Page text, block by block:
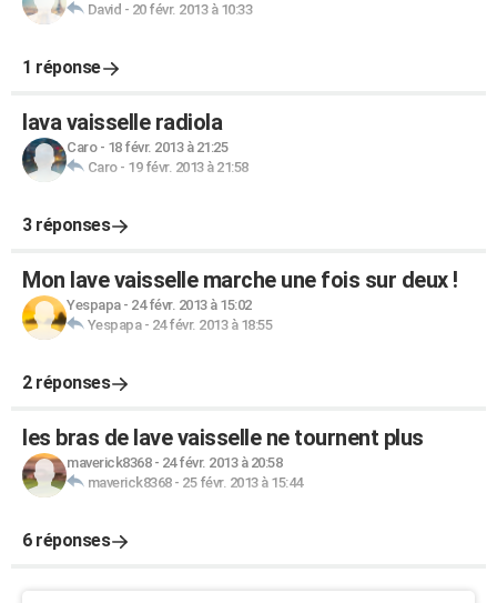
David - 20 févr. 2013 à 10:33
1 réponse
lava vaisselle radiola
Caro- 18 févr. 2013 à 21:25
Caro- 19 févr. 2013 à 21:58
3 réponses
Mon lave vaisselle marche une fois sur deux !
Yespapa- 24 févr. 2013 à 15:02
Yespapa- 24 févr. 2013 à 18:55
2 réponses
les bras de lave vaisselle ne tournent plus
maverick8368- 24 févr. 2013 à 20:58
maverick8368- 25 févr. 2013 à 15:44
6 réponses